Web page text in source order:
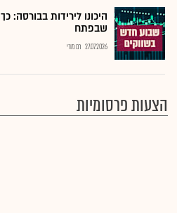
היכונו לירידות בבורסה:
שבפתח
27.07.2026 רם מורי
הצעות פרסומיות